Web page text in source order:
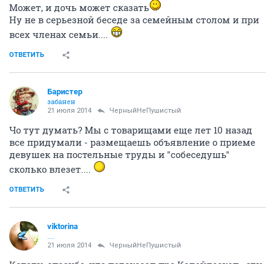
Может, и дочь может сказать
Ну не в серьезной беседе за семейным столом и при
всех членах семьи....
ОТВЕТИТЬ
Баристер
забанен
21 июля 2014 ЧерныйНеПушистый
Чо тут думать? Мы с товарищами еще лет 10 назад
все придумали - размещаешь объявление о приеме
девушек на постельные труды и "собеседушь"
сколько влезет....
ОТВЕТИТЬ
viktorina
21 июля 2014 ЧерныйНеПушистый